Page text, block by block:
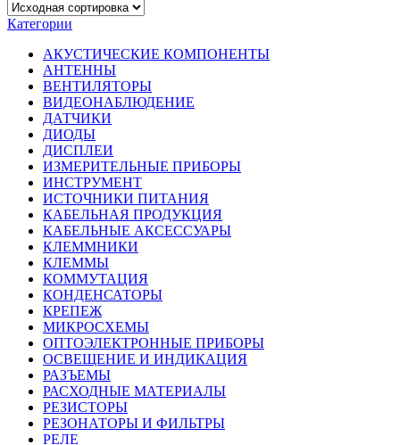
Категории
АКУСТИЧЕСКИЕ КОМПОНЕНТЫ
АНТЕННЫ
ВЕНТИЛЯТОРЫ
ВИДЕОНАБЛЮДЕНИЕ
ДАТЧИКИ
ДИОДЫ
ДИСПЛЕИ
ИЗМЕРИТЕЛЬНЫЕ ПРИБОРЫ
ИНСТРУМЕНТ
ИСТОЧНИКИ ПИТАНИЯ
КАБЕЛЬНАЯ ПРОДУКЦИЯ
КАБЕЛЬНЫЕ АКСЕССУАРЫ
КЛЕММНИКИ
КЛЕММЫ
КОММУТАЦИЯ
КОНДЕНСАТОРЫ
КРЕПЕЖ
МИКРОСХЕМЫ
ОПТОЭЛЕКТРОННЫЕ ПРИБОРЫ
ОСВЕЩЕНИЕ И ИНДИКАЦИЯ
РАЗЪЕМЫ
РАСХОДНЫЕ МАТЕРИАЛЫ
РЕЗИСТОРЫ
РЕЗОНАТОРЫ И ФИЛЬТРЫ
РЕЛЕ